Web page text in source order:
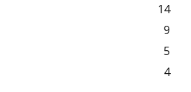
14
9
5
4